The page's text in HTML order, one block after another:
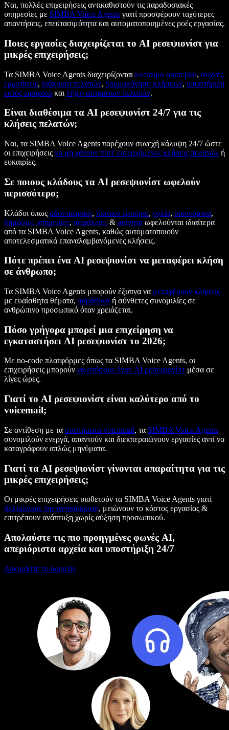
Ναι, πολλές επιχειρήσεις αντικαθιστούν τις παραδοσιακές
υπηρεσίες με SIMBA Voice Agents γιατί προσφέρουν ταχύτερες
απαντήσεις, επεκτασιμότητα και αυτοματοποιημένες ροές εργασίας.
Ποιες εργασίες διαχειρίζεται το AI ρεσεψιονίστ για
μικρές επιχειρήσεις;
Τα SIMBA Voice Agents διαχειρίζονται κλείσιμο ραντεβού, συχνές
ερωτήσεις, διάκριση πελατών, δρομολόγηση κλήσεων, υποστήριξη
εκτός ωραρίου και λήψη αιτημάτων πελατών.
Είναι διαθέσιμα τα AI ρεσεψιονίστ 24/7 για τις
κλήσεις πελατών;
Ναι, τα SIMBA Voice Agents παρέχουν συνεχή κάλυψη 24/7 ώστε
οι επιχειρήσεις να μη χάνουν ποτέ εισερχόμενες κλήσεις πελατών ή
ευκαιρίες.
Σε ποιους κλάδους τα AI ρεσεψιονίστ ωφελούν
περισσότερο;
Κλάδοι όπως οδοντιατρική, λιανικό εμπόριο, υγεία, οικονομικά,
δημόσιες υπηρεσίες, ασφάλειες & ακίνητα ωφελούνται ιδιαίτερα
από τα SIMBA Voice Agents, καθώς αυτοματοποιούν
αποτελεσματικά επαναλαμβανόμενες κλήσεις.
Πότε πρέπει ένα AI ρεσεψιονίστ να μεταφέρει κλήση
σε άνθρωπο;
Τα SIMBA Voice Agents μπορούν έξυπνα να μεταφέρουν κλήσεις
με ευαίσθητα θέματα, παράπονα ή σύνθετες συνομιλίες σε
ανθρώπινο προσωπικό όταν χρειάζεται.
Πόσο γρήγορα μπορεί μια επιχείρηση να
εγκαταστήσει AI ρεσεψιονίστ το 2026;
Με no-code πλατφόρμες όπως τα SIMBA Voice Agents, οι
επιχειρήσεις μπορούν να στήσουν έναν AI ρεσεψιονίστ μέσα σε
λίγες ώρες.
Γιατί το AI ρεσεψιονίστ είναι καλύτερο από το
voicemail;
Σε αντίθεση με τα συστήματα voicemail, τα SIMBA Voice Agents
συνομιλούν ενεργά, απαντούν και διεκπεραιώνουν εργασίες αντί να
καταγράφουν απλώς μηνύματα.
Γιατί τα AI ρεσεψιονίστ γίνονται απαραίτητα για τις
μικρές επιχειρήσεις;
Οι μικρές επιχειρήσεις υιοθετούν τα SIMBA Voice Agents γιατί
βελτιώνουν την ανταπόκριση, μειώνουν το κόστος εργασίας &
επιτρέπουν ανάπτυξη χωρίς αύξηση προσωπικού.
Απολαύστε τις πιο προηγμένες φωνές AI,
απεριόριστα αρχεία και υποστήριξη 24/7
Δοκιμάστε το δωρεάν